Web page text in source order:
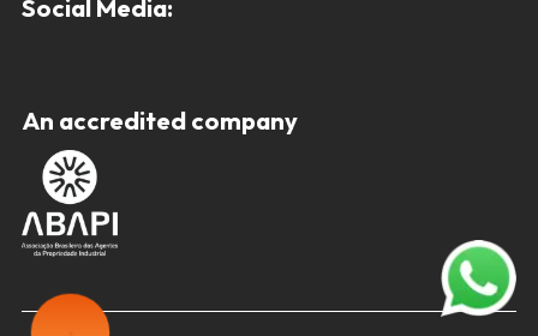
Social Media:
An accredited company